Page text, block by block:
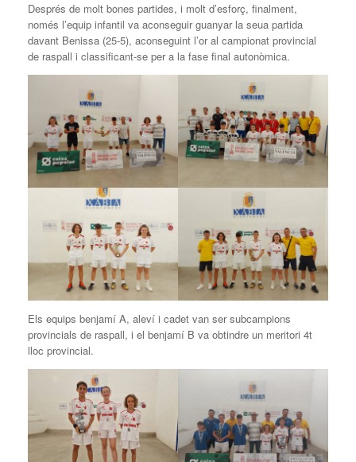
Després de molt bones partides, i molt d’esforç, finalment,
només l’equip infantil va aconseguir guanyar la seua partida
davant Benissa (25-5), aconseguint l’or al campionat provincial
de raspall i classificant-se per a la fase final autonòmica.
Els equips benjamí A, aleví i cadet van ser subcampions
provincials de raspall, i el benjamí B va obtindre un meritori 4t
lloc provincial.